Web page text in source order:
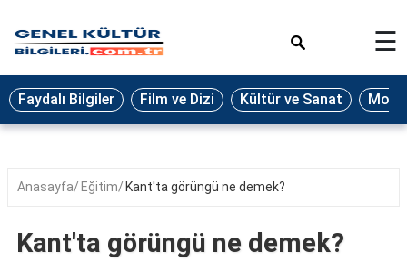
Eğitim
Ekonomi
Seyahat
Oyun
☰
Faydalı Bilgiler Film ve Dizi Kültür ve Sanat
Anasayfa Eğitim Kant'ta görüngü ne demek?
Kant'ta görüngü ne demek?